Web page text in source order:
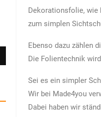
Dekorationsfolie, wie
zum simplen
Ebenso dazu zählen
Die Folientechnik
Sei es ein simpler
Wir bei Made4you
Dabei haben wir